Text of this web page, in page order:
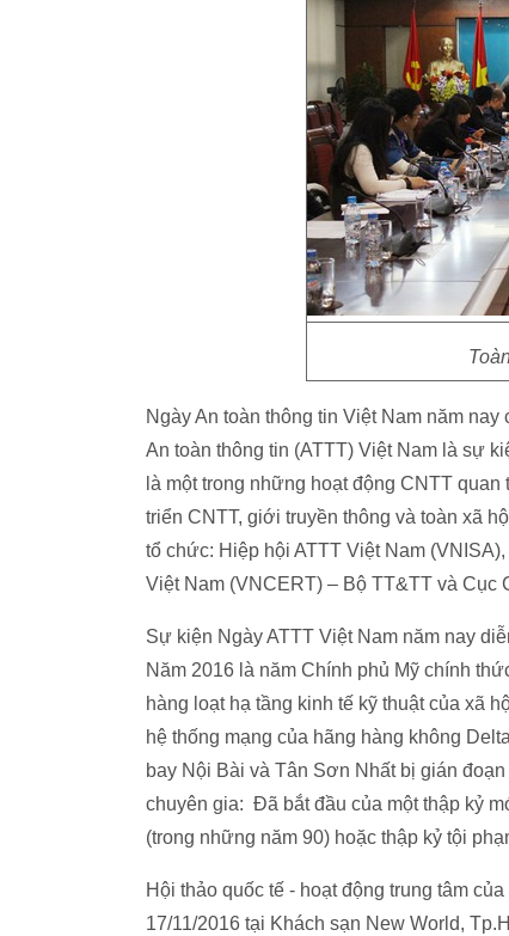
Ngày An toàn thông tin Việt Nam năm
An toàn thông tin (ATTT) Việt Nam là sự
là một trong những hoạt động CNTT
triển CNTT, giới truyền thông và toàn xã
tổ chức: Hiệp hội ATTT Việt Nam
Việt Nam (VNCERT) – Bộ TT&TT và Cục
Sự kiện Ngày ATTT Việt Nam năm nay
Năm 2016 là năm Chính phủ Mỹ chính
hàng loạt hạ tầng kinh tế kỹ thuật của xã
hệ thống mạng của hãng hàng không
bay Nội Bài và Tân Sơn Nhất bị gián
chuyên gia: Đã bắt đầu của một thập kỷ
(trong những năm 90) hoặc thập kỷ tội
Hội thảo quốc tế - hoạt động trung tâm
17/11/2016 tại Khách sạn New World,